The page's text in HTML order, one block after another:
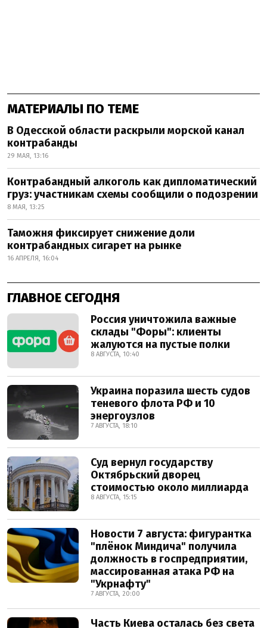
МАТЕРИАЛЫ ПО ТЕМЕ
В Одесской области раскрыли морской канал
контрабанды
29 МАЯ, 13:16
Контрабандный алкоголь как дипломатический
груз: участникам схемы сообщили о подозрении
8 МАЯ, 13:25
Таможня фиксирует снижение доли
контрабандных сигарет на рынке
16 АПРЕЛЯ, 16:04
ГЛАВНОЕ СЕГОДНЯ
Россия уничтожила важные
склады "Форы": клиенты
жалуются на пустые полки
8 АВГУСТА, 10:40
Украина поразила шесть судов
теневого флота РФ и 10
энергоузлов
7 АВГУСТА, 18:10
Суд вернул государству
Октябрьский дворец
стоимостью около миллиарда
8 АВГУСТА, 15:15
Новости 7 августа: фигурантка
"плёнок Миндича" получила
должность в госпредприятии,
массированная атака РФ на
"Укрнафту"
7 АВГУСТА, 20:00
Часть Киева осталась без света